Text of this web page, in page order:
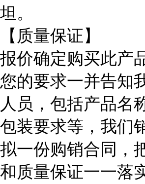
坦。
【质量保证】
报价确定购买此产
您的要求一并告知
人员，包括产品名
包装要求等，我们
拟一份购销合同，
和质量保证一一落